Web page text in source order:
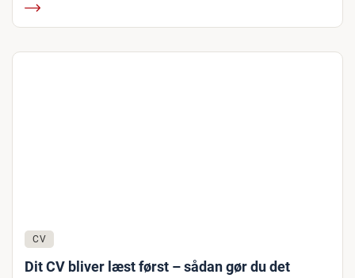
CV
Dit CV bliver læst først – sådan gør du det